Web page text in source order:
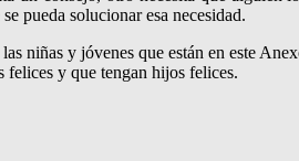
pueda solucionar esa necesidad.
niñas y jóvenes que están en este
felices y que tengan hijos felices.